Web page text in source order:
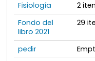
Fisiología
2
Fondo del
libro 2021
29
pedir